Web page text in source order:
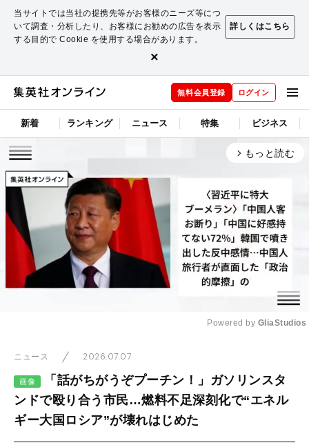
当サイトでは当社の提携先等がお客様のニーズ等につ
いて調査・分析したり、お客様にお勧めの広告を表示
する目的で Cookie を使用する場合があります。
詳しくはこちら
×
無料会員登録 ログイン
新着 ランキング ニュース 特集 ビジネス
arrow_forward_ios もっと読む
Powered by GliaStudios
ニュース 2026.07.07
画像
「話がちがうぞプーチン！」ガソリンスタ
ンドで殴り合う市民…燃料不足深刻化で“エネル
ギー大国ロシア”が壊れはじめた